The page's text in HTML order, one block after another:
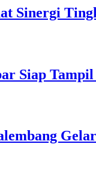
Sinergi
Siap